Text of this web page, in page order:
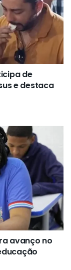
de
e destaca
avanço no